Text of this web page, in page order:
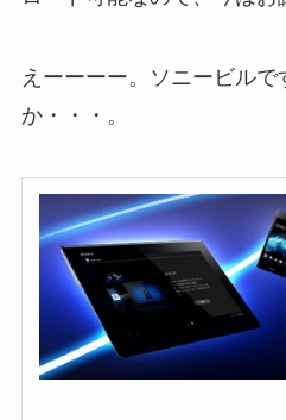
えーーーー。ソニービル
か・・・。